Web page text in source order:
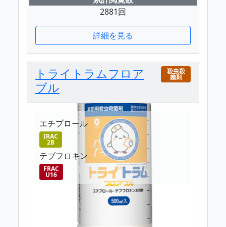
2881回
詳細を見る
トライトラムフロア
ブル
殺虫殺
菌剤
エチプロール
IRAC
2B
テブフロキン
FRAC
U16